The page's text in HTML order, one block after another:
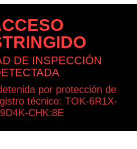
DE INSPECCIÓN
por protección de
técnico: TOK-6R1X-
CHK:8E